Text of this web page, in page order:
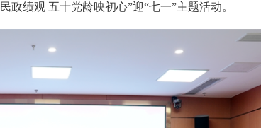
绩观 五十党龄映初心”迎“七一”主题活动。